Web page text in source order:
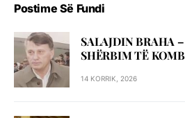
Postime Së Fundi
SALAJDIN BRAHA
SHЁRBIM TЁ
14 KORRIK, 2026